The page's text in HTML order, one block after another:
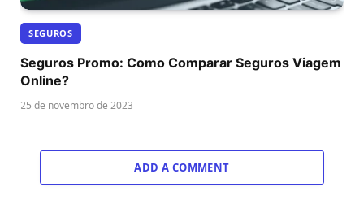
SEGUROS
Seguros Promo: Como Comparar Seguros Viagem
Online?
25 de novembro de 2023
ADD A COMMENT